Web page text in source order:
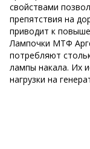
свойствами
препятствия на
приводит к
Лампочки МТФ
потребляют
лампы накала. Их
нагрузки на